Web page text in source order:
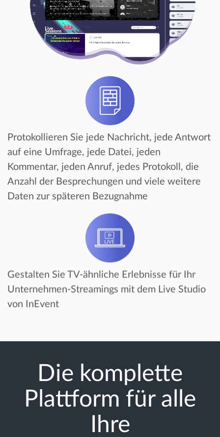
Protokollieren Sie jede Nachricht, jede Antwort
auf eine Umfrage, jede Datei, jeden
Kommentar, jeden Anruf, jedes Protokoll, die
Anzahl der Besprechungen und viele weitere
Daten zur späteren Bezugnahme
Gestalten Sie TV-ähnliche Erlebnisse für Ihr
Unternehmen-Streamings mit dem Live Studio
von InEvent
Die komplette
Plattform für alle
Ihre